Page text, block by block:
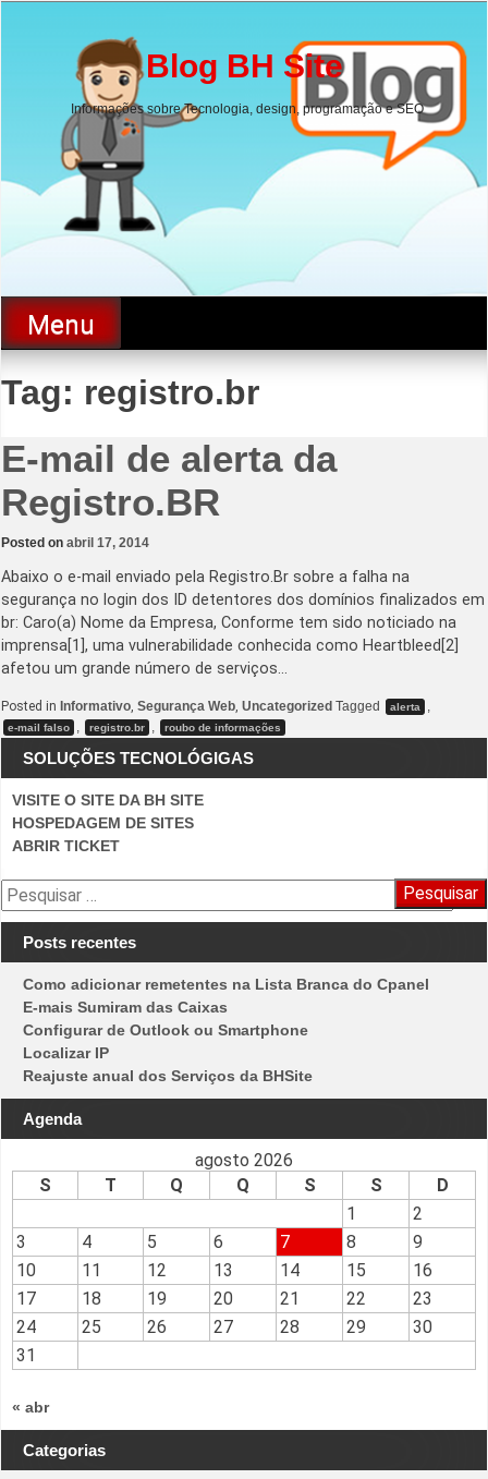
Blog BH Site
Informações sobre Tecnologia, design, programação e SEO
Menu
Tag: registro.br
E-mail de alerta da
Registro.BR
Posted on abril 17, 2014
Abaixo o e-mail enviado pela Registro.Br sobre a falha na
segurança no login dos ID detentores dos domínios finalizados em
br: Caro(a) Nome da Empresa, Conforme tem sido noticiado na
imprensa[1], uma vulnerabilidade conhecida como Heartbleed[2]
afetou um grande número de serviços…
Posted in Informativo Segurança Web Uncategorized Tagged alerta
e-mail falso registro.br roubo de informações
SOLUÇÕES TECNOLÓGIGAS
VISITE O SITE DA BH SITE
HOSPEDAGEM DE SITES
ABRIR TICKET
Pesquisar
por:
Posts recentes
Como adicionar remetentes na Lista Branca do Cpanel
E-mais Sumiram das Caixas
Configurar de Outlook ou Smartphone
Localizar IP
Reajuste anual dos Serviços da BHSite
Agenda
agosto 2026
S
T Q Q S S
D
1
2
3
4 5 6 7 8
9
10
11 12 13 14 15
16
17
18 19 20 21 22
23
24
25 26 27 28 29
30
31
« abr
Categorias